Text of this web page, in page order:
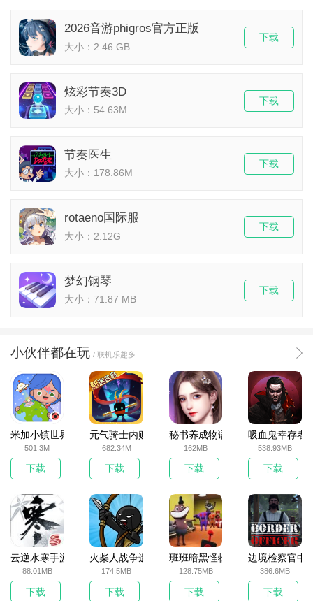
2026音游phigros官方正版
大小：2.46 GB
下载
炫彩节奏3D
大小：54.63M
下载
节奏医生
大小：178.86M
下载
rotaeno国际服
大小：2.12G
下载
梦幻钢琴
大小：71.87 MB
下载
小伙伴都在玩 / 联机乐趣多
米加小镇世界2025官方版
501.3M
下载
元气骑士内购破解版
682.34M
下载
秘书养成物语
162MB
下载
吸血鬼幸存者
538.93MB
下载
云逆水寒手游
88.01MB
下载
火柴人战争遗产无敌版
174.5MB
下载
班班暗黑怪物生存挑战5
128.75MB
下载
边境检察官中
386.6MB
下载